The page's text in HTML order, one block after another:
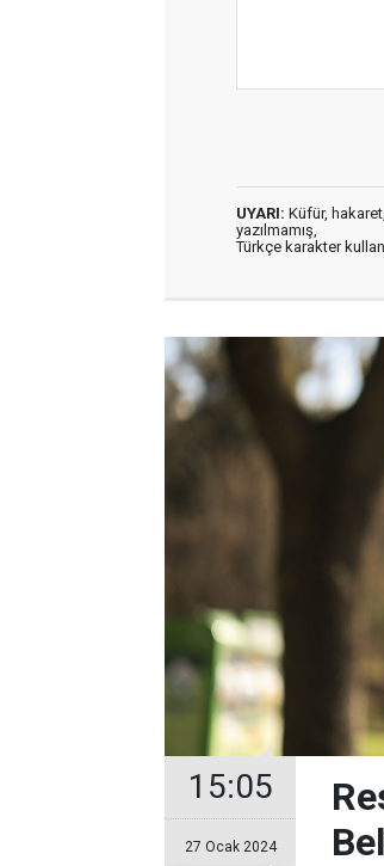
UYARI: Küfür,
yazılmamış,
Türkçe karakter
15:05
27 Ocak 2024